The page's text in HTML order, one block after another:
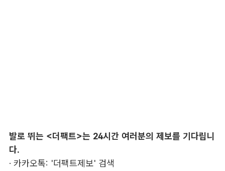
발로 뛰는 <더팩트>는 24시간 여러분의 제보를 기다립니
다.
· 카카오톡: '더팩트제보' 검색